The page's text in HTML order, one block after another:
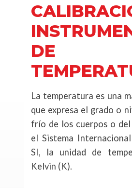
DE
La temperatura es una
que expresa el grado o
frío de los cuerpos o del
el Sistema
SI, la unidad de
Kelvin (K).